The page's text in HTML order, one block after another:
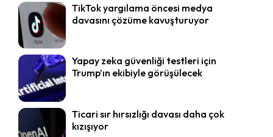
TikTok yargılama öncesi medya
davasını çözüme kavuşturuyor
Yapay zeka güvenliği testleri için
Trump’ın ekibiyle görüşülecek
Ticari sır hırsızlığı davası daha çok
kızışıyor